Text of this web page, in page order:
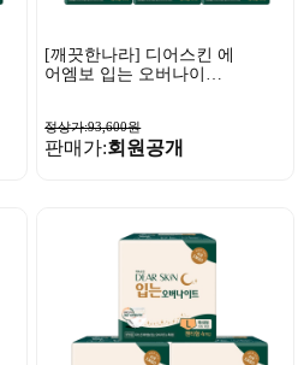
[깨끗한나라] 디어스킨 에
어엠보 입는 오버나이트
정상가:93,600원
판매가:회원공개